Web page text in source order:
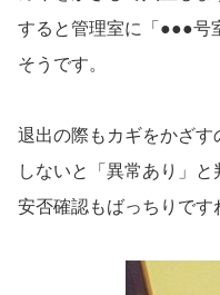
すると管理室に「●●●号
そうです。
退出の際もカギをかざす
しないと「異常あり」と
安否確認もばっちりです